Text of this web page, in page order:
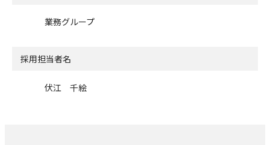
業務グループ
採用担当者名
伏江 千絵